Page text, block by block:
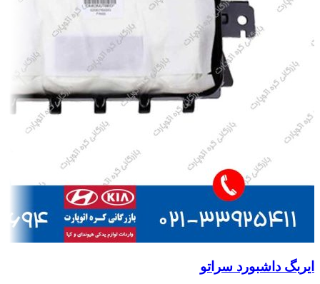
ایربگ داشبورد سراتو